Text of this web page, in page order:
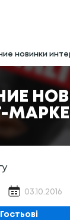
новинки
03.10.2016
Гостьові